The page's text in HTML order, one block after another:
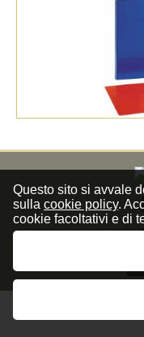
Questo sito si avvale
sulla cookie policy.
cookie facoltativi e di